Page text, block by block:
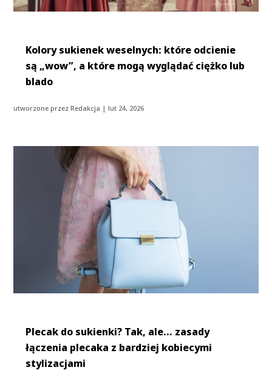
Kolory sukienek weselnych: które odcienie
są „wow”, a które mogą wyglądać ciężko lub
blado
utworzone przezRedakcja |lut 24, 2026
Plecak do sukienki? Tak, ale… zasady
łączenia plecaka z bardziej kobiecymi
stylizacjami